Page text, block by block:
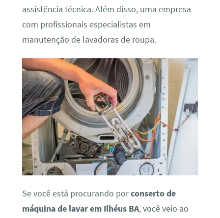
assistência técnica. Além disso, uma empresa
com profissionais especialistas em
manutenção de lavadoras de roupa.
Se você está procurando porconserto de
máquina de lavar em Ilhéus BA, você veio ao